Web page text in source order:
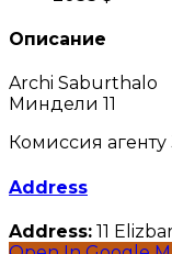
Описание
Archi Saburthalo
Миндели 11
Комиссия агенту
Address
Address: 11